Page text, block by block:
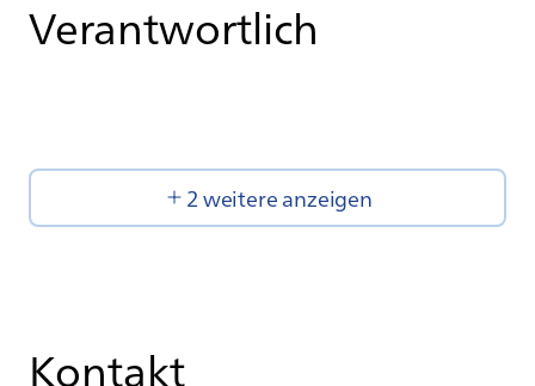
Verantwortlich
2 weitere anzeigen
Kontakt